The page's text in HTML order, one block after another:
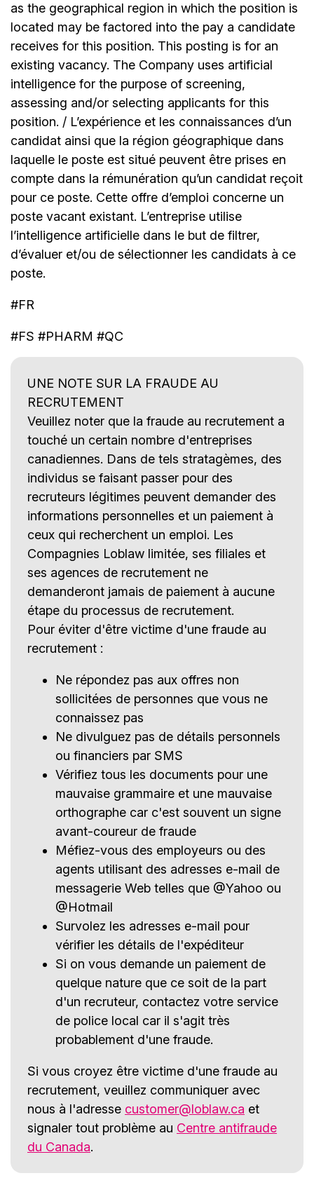
as the geographical region in which the position is
located may be factored into the pay a candidate
receives for this position. This posting is for an
existing vacancy. The Company uses artificial
intelligence for the purpose of screening,
assessing and/or selecting applicants for this
position. / L’expérience et les connaissances d’un
candidat ainsi que la région géographique dans
laquelle le poste est situé peuvent être prises en
compte dans la rémunération qu’un candidat reçoit
pour ce poste. Cette offre d’emploi concerne un
poste vacant existant. L’entreprise utilise
l’intelligence artificielle dans le but de filtrer,
d’évaluer et/ou de sélectionner les candidats à ce
poste.
#FR
#FS #PHARM #QC
UNE NOTE SUR LA FRAUDE AU
RECRUTEMENT
Veuillez noter que la fraude au recrutement a
touché un certain nombre d'entreprises
canadiennes. Dans de tels stratagèmes, des
individus se faisant passer pour des
recruteurs légitimes peuvent demander des
informations personnelles et un paiement à
ceux qui recherchent un emploi. Les
Compagnies Loblaw limitée, ses filiales et
ses agences de recrutement ne
demanderont jamais de paiement à aucune
étape du processus de recrutement.
Pour éviter d'être victime d'une fraude au
recrutement :
Ne répondez pas aux offres non
sollicitées de personnes que vous ne
connaissez pas
Ne divulguez pas de détails personnels
ou financiers par SMS
Vérifiez tous les documents pour une
mauvaise grammaire et une mauvaise
orthographe car c'est souvent un signe
avant-coureur de fraude
Méfiez-vous des employeurs ou des
agents utilisant des adresses e-mail de
messagerie Web telles que @Yahoo ou
@Hotmail
Survolez les adresses e-mail pour
vérifier les détails de l'expéditeur
Si on vous demande un paiement de
quelque nature que ce soit de la part
d'un recruteur, contactez votre service
de police local car il s'agit très
probablement d'une fraude.
Si vous croyez être victime d'une fraude au
recrutement, veuillez communiquer avec
nous à l'adresse customer@loblaw.ca et
signaler tout problème au Centre antifraude
du Canada.